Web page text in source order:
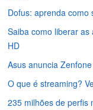
Dofus: aprenda como
Saiba como liberar as
HD
Asus anuncia
O que é streaming?
235 milhões de perfis